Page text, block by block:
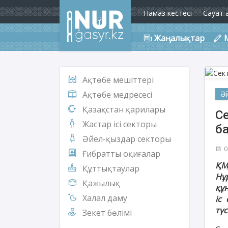
Намаз кестесі Сауат
Жаңалықтар
Ақтөбе мешіттері
Ақтөбе медресесі
Қазақстан қарилары
Жастар ісі секторы
Әйел-қыздар секторы
Ғибратты оқиғалар
Құттықтаулар
Қажылық
Халал даму
Зекет бөлімі
іс